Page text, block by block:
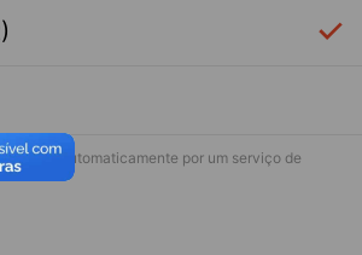
Página indisponível
algo deu errado. Faça login
automaticamente por um serviço de